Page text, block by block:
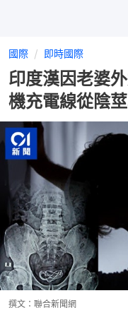
國際 即時國際
印度漢因老婆
機充電線從陰
撰文： 聯合新聞網